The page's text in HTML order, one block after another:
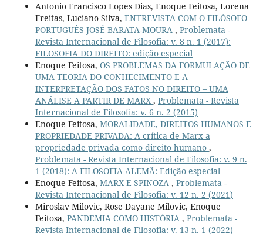
Antonio Francisco Lopes Dias, Enoque Feitosa, Lorena
Freitas, Luciano Silva, ENTREVISTA COM O FILÓSOFO
PORTUGUÊS JOSÉ BARATA-MOURA , Problemata -
Revista Internacional de Filosofia: v. 8 n. 1 (2017):
FILOSOFIA DO DIREITO: edição especial
Enoque Feitosa, OS PROBLEMAS DA FORMULAÇÃO DE
UMA TEORIA DO CONHECIMENTO E A
INTERPRETAÇÃO DOS FATOS NO DIREITO – UMA
ANÁLISE A PARTIR DE MARX , Problemata - Revista
Internacional de Filosofia: v. 6 n. 2 (2015)
Enoque Feitosa, MORALIDADE, DIREITOS HUMANOS E
PROPRIEDADE PRIVADA: A crítica de Marx a
propriedade privada como direito humano ,
Problemata - Revista Internacional de Filosofia: v. 9 n.
1 (2018): A FILOSOFIA ALEMÃ: Edição especial
Enoque Feitosa, MARX E SPINOZA , Problemata -
Revista Internacional de Filosofia: v. 12 n. 2 (2021)
Miroslav Milovic, Rose Dayane Milovic, Enoque
Feitosa, PANDEMIA COMO HISTÓRIA , Problemata -
Revista Internacional de Filosofia: v. 13 n. 1 (2022)